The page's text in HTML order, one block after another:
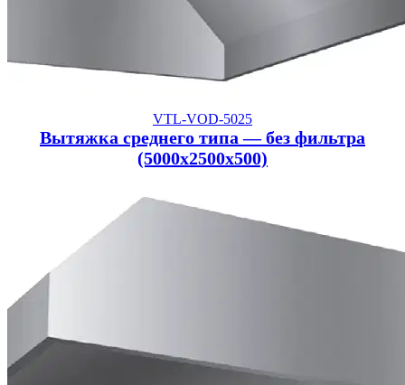
VTL-VOD-5025
Вытяжка среднего типа — без фильтра
(5000x2500x500)